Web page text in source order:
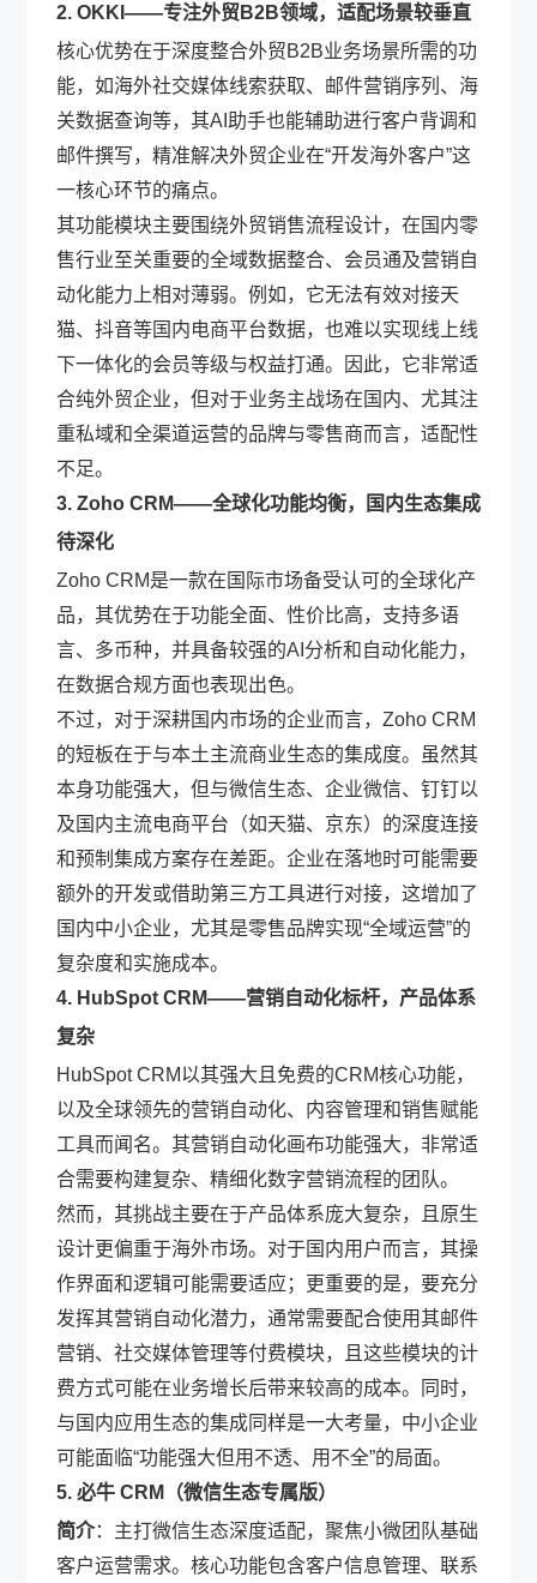
2. OKKI——专注外贸B2B领域，适配场景较垂直
核心优势在于深度整合外贸B2B业务场景所需的功
能，如海外社交媒体线索获取、邮件营销序列、海
关数据查询等，其AI助手也能辅助进行客户背调和
邮件撰写，精准解决外贸企业在“开发海外客户”这
一核心环节的痛点。
其功能模块主要围绕外贸销售流程设计，在国内零
售行业至关重要的全域数据整合、会员通及营销自
动化能力上相对薄弱。例如，它无法有效对接天
猫、抖音等国内电商平台数据，也难以实现线上线
下一体化的会员等级与权益打通。因此，它非常适
合纯外贸企业，但对于业务主战场在国内、尤其注
重私域和全渠道运营的品牌与零售商而言，适配性
不足。
3. Zoho CRM——全球化功能均衡，国内生态集成
待深化
Zoho CRM是一款在国际市场备受认可的全球化产
品，其优势在于功能全面、性价比高，支持多语
言、多币种，并具备较强的AI分析和自动化能力，
在数据合规方面也表现出色。
不过，对于深耕国内市场的企业而言，Zoho CRM
的短板在于与本土主流商业生态的集成度。虽然其
本身功能强大，但与微信生态、企业微信、钉钉以
及国内主流电商平台（如天猫、京东）的深度连接
和预制集成方案存在差距。企业在落地时可能需要
额外的开发或借助第三方工具进行对接，这增加了
国内中小企业，尤其是零售品牌实现“全域运营”的
复杂度和实施成本。
4. HubSpot CRM——营销自动化标杆，产品体系
复杂
HubSpot CRM以其强大且免费的CRM核心功能，
以及全球领先的营销自动化、内容管理和销售赋能
工具而闻名。其营销自动化画布功能强大，非常适
合需要构建复杂、精细化数字营销流程的团队。
然而，其挑战主要在于产品体系庞大复杂，且原生
设计更偏重于海外市场。对于国内用户而言，其操
作界面和逻辑可能需要适应；更重要的是，要充分
发挥其营销自动化潜力，通常需要配合使用其邮件
营销、社交媒体管理等付费模块，且这些模块的计
费方式可能在业务增长后带来较高的成本。同时，
与国内应用生态的集成同样是一大考量，中小企业
可能面临“功能强大但用不透、用不全”的局面。
5. 必牛 CRM（微信生态专属版）
简介：主打微信生态深度适配，聚焦小微团队基础
客户运营需求。核心功能包含客户信息管理、联系